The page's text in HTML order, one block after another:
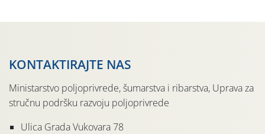
KONTAKTIRAJTE NAS
Ministarstvo poljoprivrede, šumarstva i ribarstva, Uprava za
stručnu podršku razvoju poljoprivrede
Ulica Grada Vukovara 78